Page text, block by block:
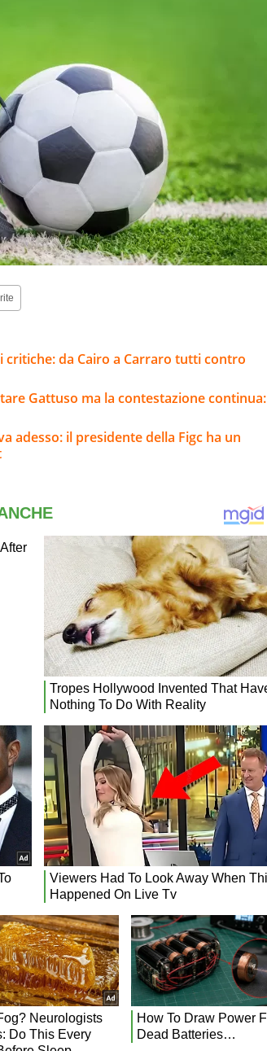
da Cairo a Carraro tutti contro
Gattuso ma la contestazione continua:
adesso: il presidente della Figc ha un